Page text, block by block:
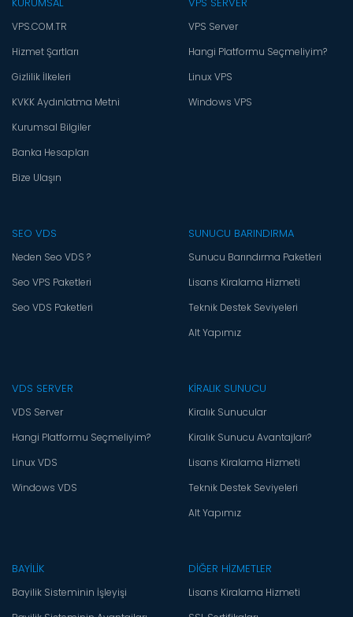
VPS.COM.TR
Hizmet Şartları
Gizlilik İlkeleri
KVKK Aydınlatma Metni
Kurumsal Bilgiler
Banka Hesapları
Bize Ulaşın
VPS Server
Hangi Platformu Seçmeliyim?
Linux VPS
Windows VPS
SEO VDS
Neden Seo VDS ?
Seo VPS Paketleri
Seo VDS Paketleri
SUNUCU BARINDIRMA
Sunucu Barındırma Paketleri
Lisans Kiralama Hizmeti
Teknik Destek Seviyeleri
Alt Yapımız
VDS SERVER
VDS Server
Hangi Platformu Seçmeliyim?
Linux VDS
Windows VDS
KİRALIK SUNUCU
Kiralık Sunucular
Kiralık Sunucu Avantajları?
Lisans Kiralama Hizmeti
Teknik Destek Seviyeleri
Alt Yapımız
BAYİLİK
Bayilik Sisteminin İşleyişi
DİĞER HİZMETLER
Lisans Kiralama Hizmeti